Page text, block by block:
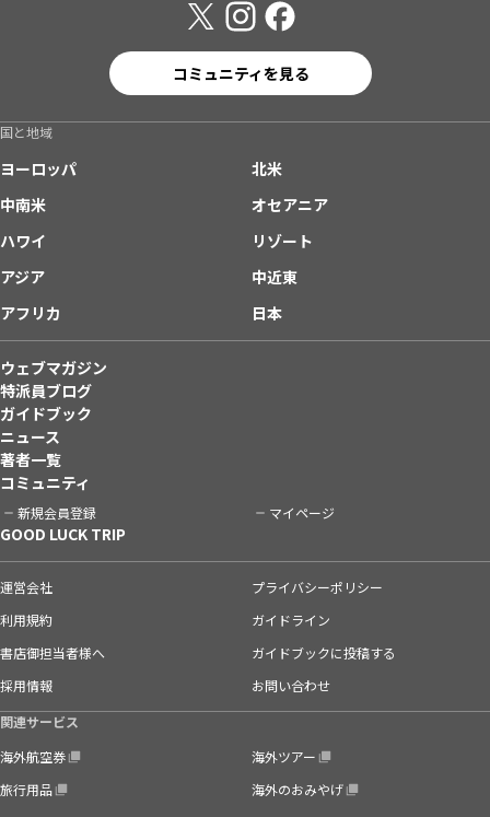
コミュニティを見る
国と地域
ヨーロッパ
北米
中南米
オセアニア
ハワイ
リゾート
アジア
中近東
アフリカ
日本
ウェブマガジン
特派員ブログ
ガイドブック
ニュース
著者一覧
コミュニティ
新規会員登録 マイページ
GOOD LUCK TRIP
運営会社
プライバシーポリシー
利用規約
ガイドライン
書店御担当者様へ
ガイドブックに投稿する
採用情報
お問い合わせ
関連サービス
海外航空券
海外ツアー
旅行用品
海外のおみやげ